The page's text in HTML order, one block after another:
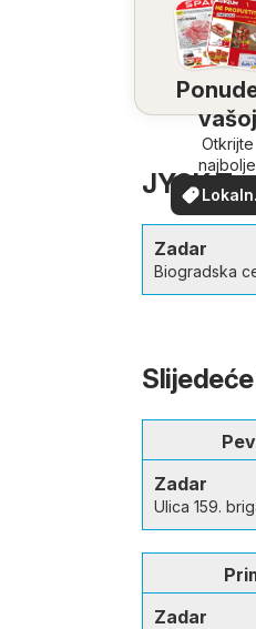
vašoj
blizini
Otkrijte
najbolje
ponude u
vašoj
JYSK
Zadar
Biogradska
Zadar
Ulica 159.
Zadar